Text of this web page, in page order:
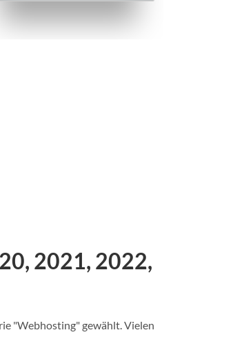
2021, 2022,
"Webhosting" gewählt. Vielen